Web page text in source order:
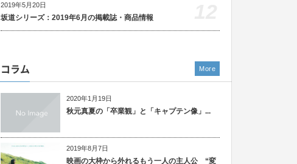
2019年5月20日
坂道シリーズ：2019年6月の掲載誌・商品情報
コラム
2020年1月19日
秋元真夏の「卒業観」と「キャプテン像」...
2019年8月7日
映画の大枠から外れるもう一人の主人公 “変
More